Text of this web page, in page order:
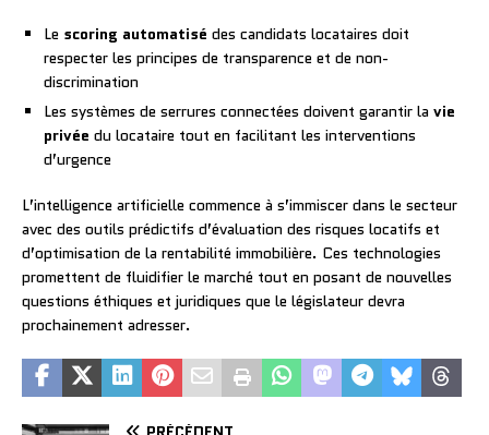
Le scoring automatisé des candidats locataires doit
respecter les principes de transparence et de non-
discrimination
Les systèmes de serrures connectées doivent garantir la vie
privée du locataire tout en facilitant les interventions
d’urgence
L’intelligence artificielle commence à s’immiscer dans le secteur
avec des outils prédictifs d’évaluation des risques locatifs et
d’optimisation de la rentabilité immobilière. Ces technologies
promettent de fluidifier le marché tout en posant de nouvelles
questions éthiques et juridiques que le législateur devra
prochainement adresser.